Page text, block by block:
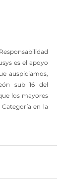
es el apoyo
auspiciamos,
sub 16 del
los mayores
en la